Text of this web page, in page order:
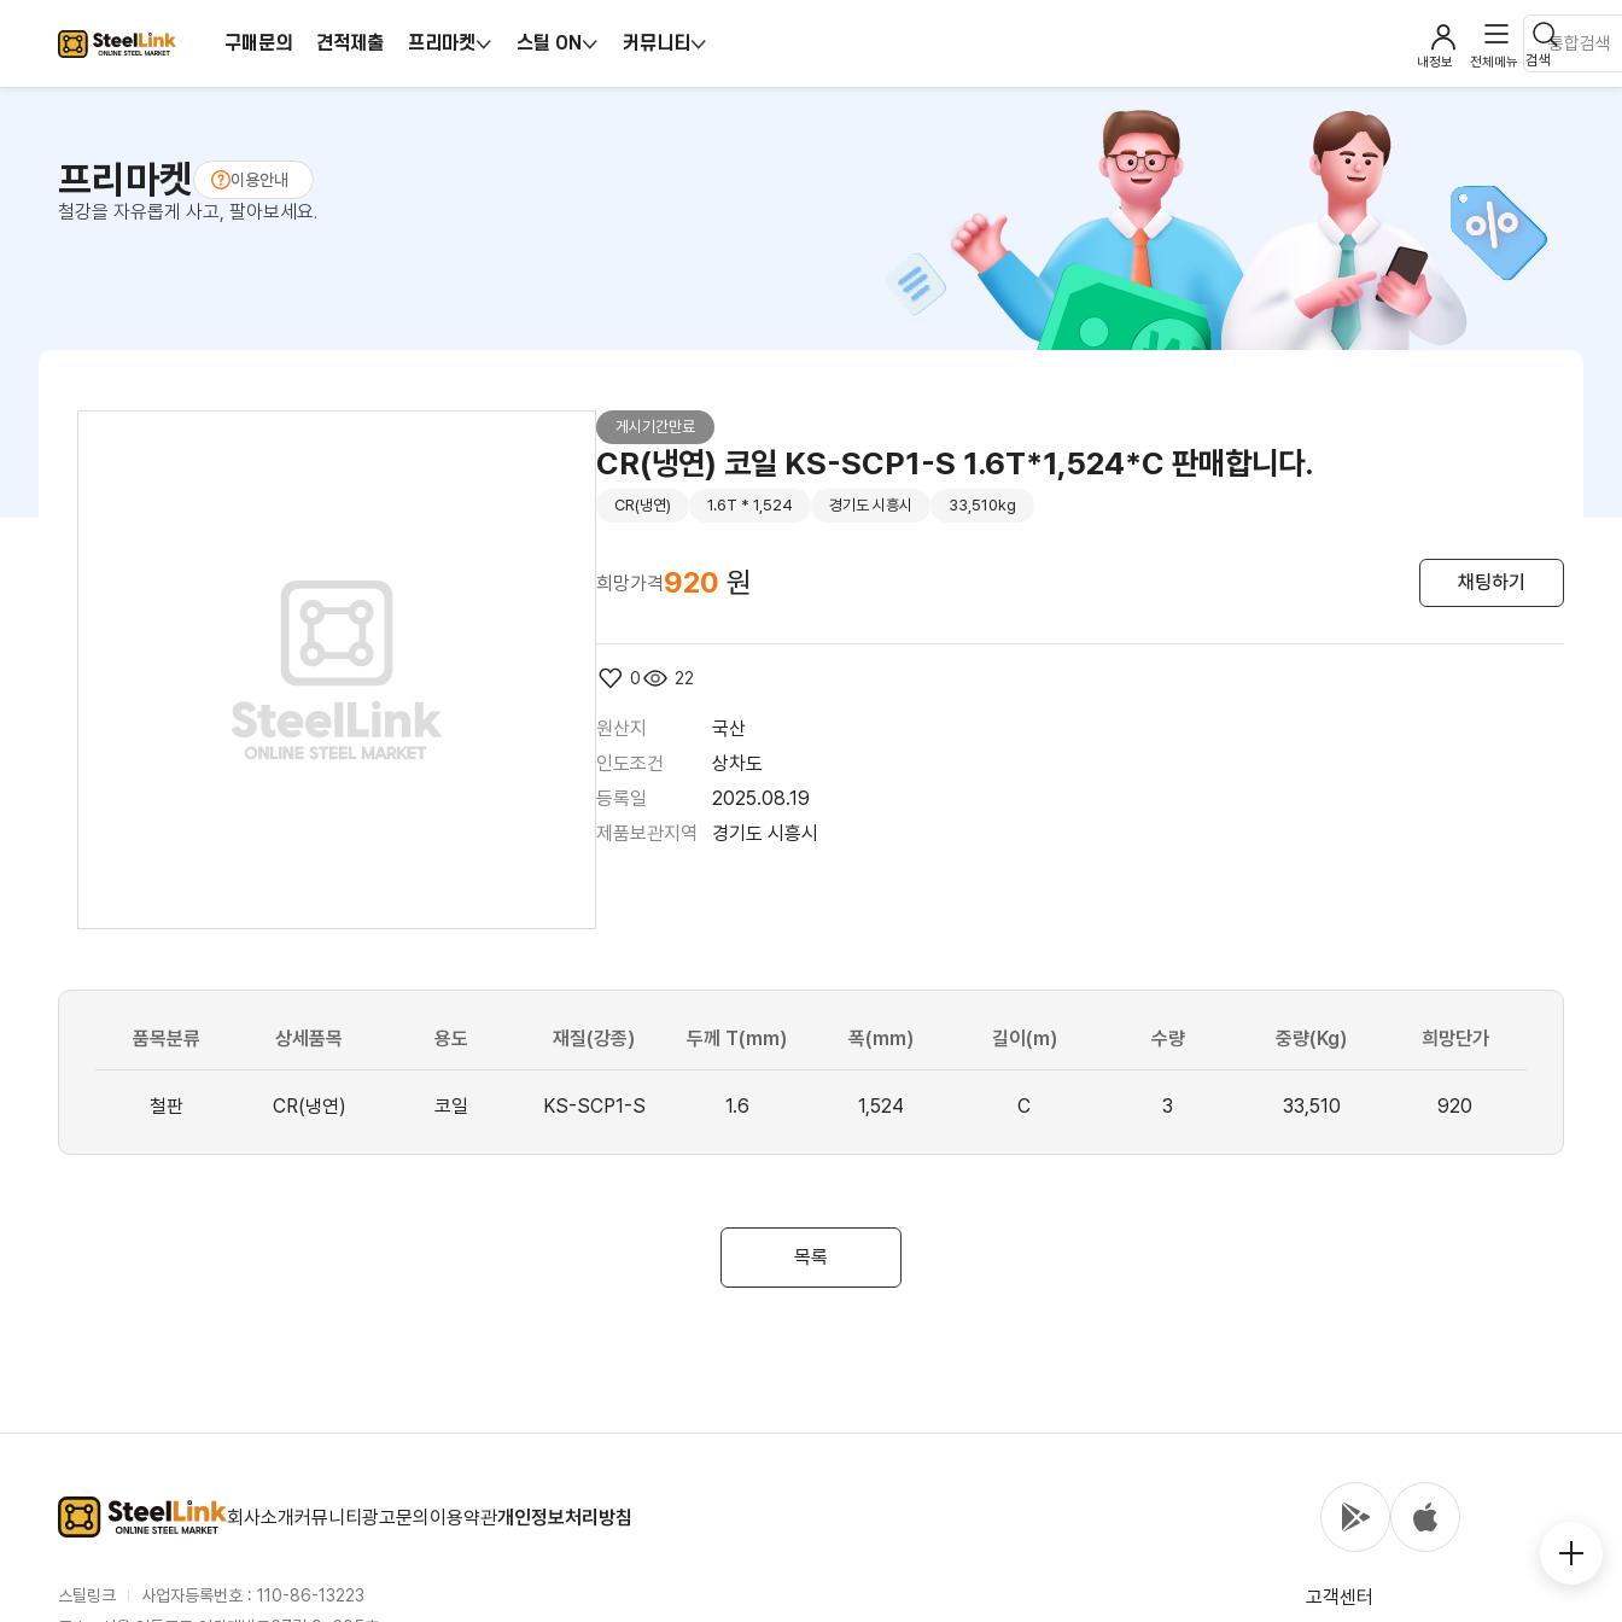
구매문의 견적제출 프리마켓 스틸 ON 커뮤니티
검색
내정보 전체메뉴
프리마켓 이용안내
철강을 자유롭게 사고, 팔아보세요.
게시기간만료
CR(냉연) 코일 KS-SCP1-S 1.6T*1,524*C 판매합니다.
CR(냉연) 1.6T * 1,524 경기도 시흥시 33,510kg
희망가격920 원 채팅하기
0 22
원산지
국산
인도조건
상차도
등록일
2025.08.19
제품보관지역
경기도 시흥시
품목분류 상세품목 용도 재질(강종) 두께 T(mm) 폭(mm) 길이(m) 수량 중량(Kg) 희망단가
철판 CR(냉연) 코일 KS-SCP1-S 1.6 1,524 C 3 33,510 920
목록
회사소개커뮤니티 광고문의 이용약관개인정보처리방침
스틸링크
사업자등록번호 : 110-86-13223
고객센터